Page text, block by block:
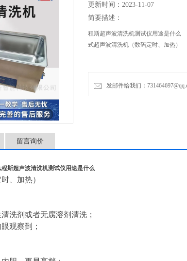
更新时间：2023-11-07
简要描述：
程斯超声波清洗机测试仪用途是什么
式超声波清洗机（数码定时、加热）
特点：
发邮件给我们：
留言询价
程斯超声波清洗机测试仪用途是什么
、加热）
洗剂或者无腐溶剂清洗；
观察到；